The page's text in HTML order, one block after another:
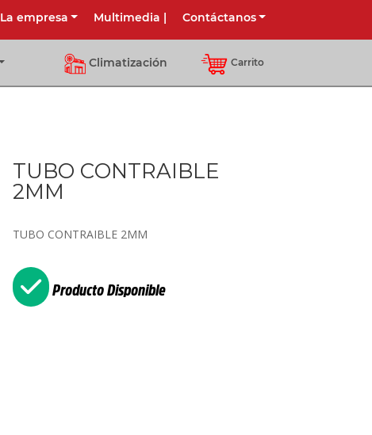
La empresa Multimedia | Contáctanos
Climatización Carrito
TUBO CONTRAIBLE
2MM
TUBO CONTRAIBLE 2MM
Producto Disponible